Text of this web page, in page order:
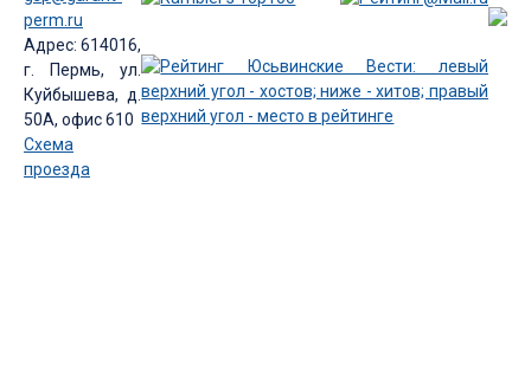
perm.ru
Адрес: 614016,
г. Пермь, ул.
Куйбышева, д.
50А, офис 610
Схема
проезда